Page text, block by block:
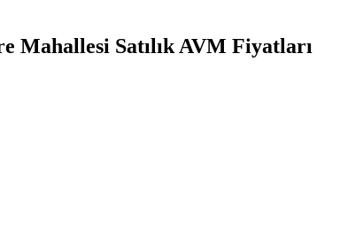
Mahallesi Satılık AVM Fiyatları